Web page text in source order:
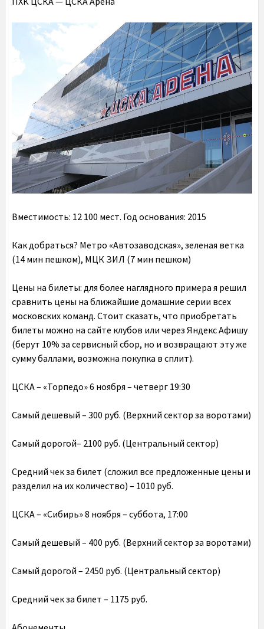
Вместимость: 12 100 мест. Год основания: 2015
Как добраться? Метро «Автозаводская», зеленая ветка
(14 мин пешком), МЦК ЗИЛ (7 мин пешком)
Цены на билеты: для более наглядного примера я решил
сравнить цены на ближайшие домашние серии всех
московских команд. Стоит сказать, что приобретать
билеты можно на сайте клубов или через Яндекс Афишу
(берут 10% за сервисный сбор, но и возвращают эту же
сумму баллами, возможна покупка в сплит).
ЦСКА – «Торпедо» 6 ноября – четверг 19:30
Самый дешевый – 300 руб. (Верхний сектор за воротами)
Самый дорогой– 2100 руб. (Центральный сектор)
Средний чек за билет (сложил все предложенные цены и
разделил на их количество) – 1010 руб.
ЦСКА – «Сибирь» 8 ноября – суббота, 17:00
Самый дешевый – 400 руб. (Верхний сектор за воротами)
Самый дорогой – 2450 руб. (Центральный сектор)
Средний чек за билет – 1175 руб.